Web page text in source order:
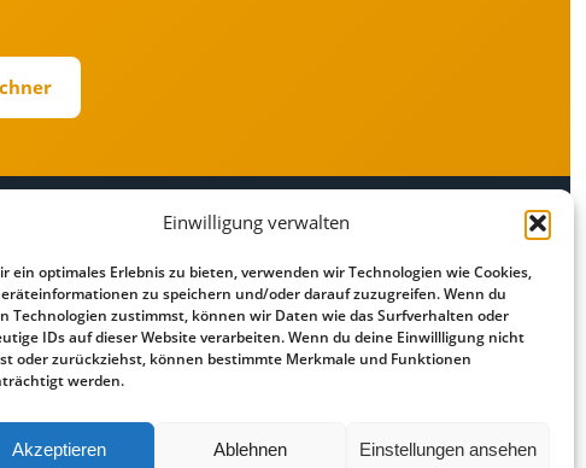
Einwilligung verwalten
ein optimales Erlebnis zu bieten, verwenden wir Technologien wie Cookies,
zu speichern und/oder darauf zuzugreifen. Wenn du
Technologien zustimmst, können wir Daten wie das Surfverhalten oder
IDs auf dieser Website verarbeiten. Wenn du deine Einwillligung nicht
oder zurückziehst, können bestimmte Merkmale und Funktionen
werden.
Akzeptieren Ablehnen Einstellungen ansehen
RECHTLICHES
Impressum
Datenschutz
Cookie-Richtlinie